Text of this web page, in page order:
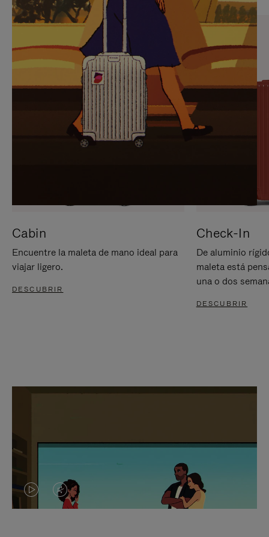
PARA
PAUSARLO.
PULSE
PARA
ACTIVARLO.
Cabin
Encuentre la maleta de mano ideal para
viajar ligero.
DESCUBRIR
Check-In
De aluminio
maleta está
una o dos
DESCUBRIR
EL
EL